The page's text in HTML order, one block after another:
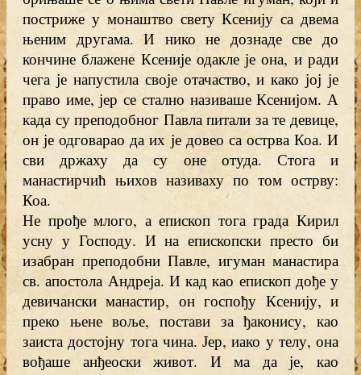
постриже у монаштво свету Ксенију са двема
њеним другама. И нико не дознаде све до
кончине блажене Ксеније одакле је она, и ради
чега је напустила своје отачаство, и како јој је
право име, јер се стално називаше Ксенијом. А
када су преподобног Павла питали за те девице,
он је одговарао да их је довео са острва Коа. И
сви држаху да су оне отуда. Стога и
манастирчић њихов називаху по том острву:
Коа.
Не прође млого, а епископ тога града Кирил
усну у Господу. И на епископски престо би
изабран преподобни Павле, игуман манастира
св. апостола Андреја. И кад као епископ дође у
девичански манастир, он госпођу Ксенију, и
преко њене воље, постави за ђаконису, као
заиста достојну тога чина. Јер, иако у телу, она
вођаше анђеоски живот. И ма да је, као